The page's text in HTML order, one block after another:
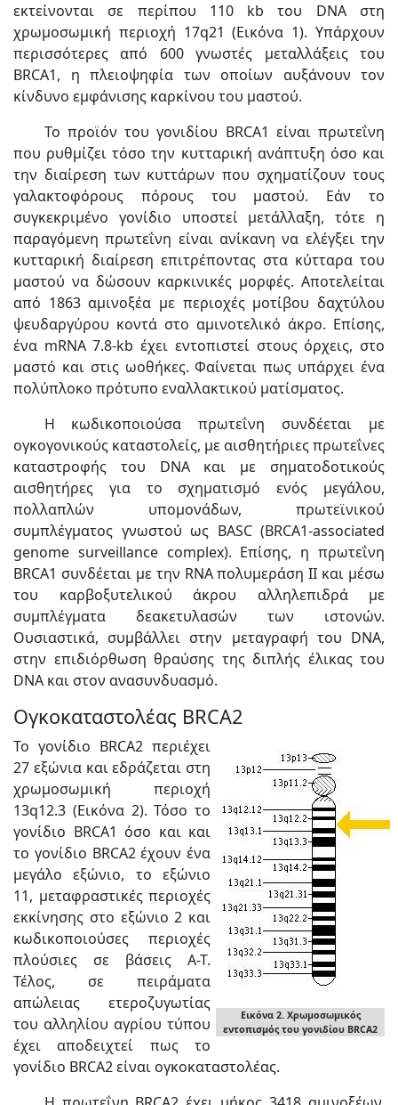
εκτείνονται σε περίπου 110 kb του DNA στη
χρωμοσωμική περιοχή 17q21 (Εικόνα 1). Υπάρχουν
περισσότερες από 600 γνωστές μεταλλάξεις του
BRCA1, η πλειοψηφία των οποίων αυξάνουν τον
κίνδυνο εμφάνισης καρκίνου του μαστού.
Το προϊόν του γονιδίου BRCA1 είναι πρωτεΐνη
που ρυθμίζει τόσο την κυτταρική ανάπτυξη όσο και
την διαίρεση των κυττάρων που σχηματίζουν τους
γαλακτοφόρους πόρους του μαστού. Εάν το
συγκεκριμένο γονίδιο υποστεί μετάλλαξη, τότε η
παραγόμενη πρωτεΐνη είναι ανίκανη να ελέγξει την
κυτταρική διαίρεση επιτρέποντας στα κύτταρα του
μαστού να δώσουν καρκινικές μορφές. Αποτελείται
από 1863 αμινοξέα με περιοχές μοτίβου δαχτύλου
ψευδαργύρου κοντά στο αμινοτελικό άκρο. Επίσης,
ένα mRNA 7.8-kb έχει εντοπιστεί στους όρχεις, στο
μαστό και στις ωοθήκες. Φαίνεται πως υπάρχει ένα
πολύπλοκο πρότυπο εναλλακτικού ματίσματος.
Η κωδικοποιούσα πρωτεΐνη συνδέεται με
ογκογονικούς καταστολείς, με αισθητήριες πρωτεΐνες
καταστροφής του DNA και με σηματοδοτικούς
αισθητήρες για το σχηματισμό ενός μεγάλου,
πολλαπλών υπομονάδων, πρωτεϊνικού
συμπλέγματος γνωστού ως BASC (BRCA1-associated
genome surveillance complex). Επίσης, η πρωτεΐνη
BRCA1 συνδέεται με την RNA πολυμεράση II και μέσω
του καρβοξυτελικού άκρου αλληλεπιδρά με
συμπλέγματα δεακετυλασών των ιστονών.
Ουσιαστικά, συμβάλλει στην μεταγραφή του DNA,
στην επιδιόρθωση θραύσης της διπλής έλικας του
DNA και στον ανασυνδυασμό.
Ογκοκαταστολέας BRCA2
Εικόνα 2. Χρωμοσωμικός
εντοπισμός του γονιδίου BRCA2
Το γονίδιο BRCA2 περιέχει
27 εξώνια και εδράζεται στη
χρωμοσωμική περιοχή
13q12.3 (Εικόνα 2). Τόσο το
γονίδιο BRCA1 όσο και και
το γονίδιο BRCA2 έχουν ένα
μεγάλο εξώνιο, το εξώνιο
11, μεταφραστικές περιοχές
εκκίνησης στο εξώνιο 2 και
κωδικοποιούσες περιοχές
πλούσιες σε βάσεις Α-Τ.
Τέλος, σε πειράματα
απώλειας ετεροζυγωτίας
του αλληλίου αγρίου τύπου
έχει αποδειχτεί πως το
γονίδιο BRCA2 είναι ογκοκαταστολέας.